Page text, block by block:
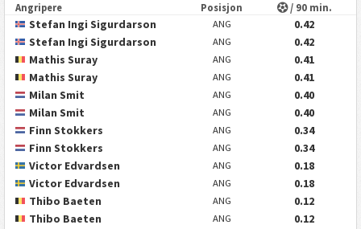
Angripere Posisjon / 90 min.
Stefan Ingi Sigurdarson ANG
0.42
Stefan Ingi Sigurdarson
ANG
0.42
Mathis Suray
ANG
0.41
Mathis Suray
ANG
0.41
Milan Smit
ANG
0.40
Milan Smit
ANG
0.40
Finn Stokkers
ANG
0.34
Finn Stokkers
ANG
0.34
Victor Edvardsen
ANG
0.18
Victor Edvardsen
ANG
0.18
Thibo Baeten
ANG
0.12
Thibo Baeten
ANG
0.12